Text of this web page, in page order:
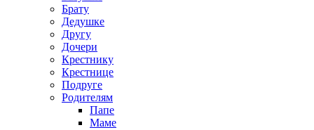
Брату
Дедушке
Другу
Дочери
Крестнику
Крестнице
Подруге
Родителям
Папе
Маме